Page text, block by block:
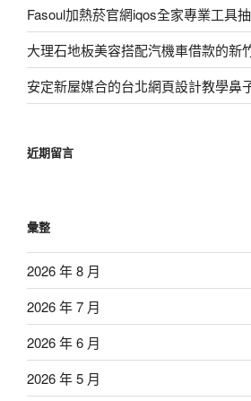
Fasoul加熱菸官網iqos全家專業工具
大理石地板美容搭配汽機車借款的新
安定新屋媒合的台北網頁設計教學鼻
近期留言
彙整
2026 年 8 月
2026 年 7 月
2026 年 6 月
2026 年 5 月